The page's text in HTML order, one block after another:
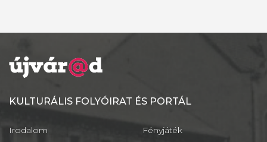
KULTURÁLIS FOLYÓIRAT ÉS PORTÁL
Irodalom
Fényjáték